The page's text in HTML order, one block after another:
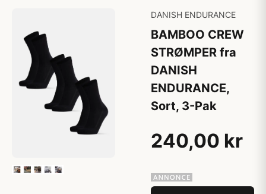
DANISH ENDURANCE
BAMBOO CREW
STRØMPER fra
DANISH
ENDURANCE,
Sort, 3-Pak
240,00 kr